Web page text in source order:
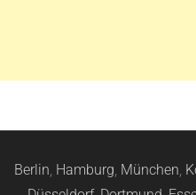
Berlin, Hamburg, München,